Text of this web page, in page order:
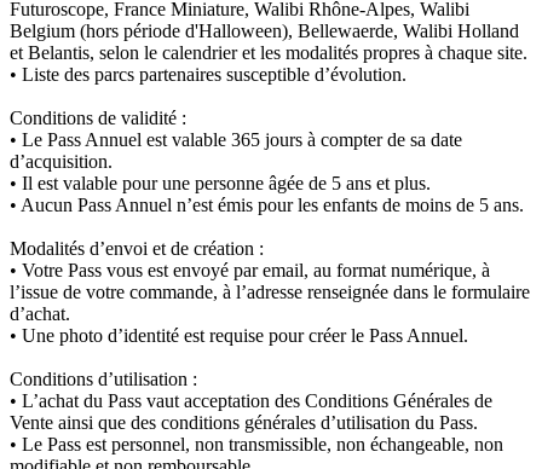
Futuroscope, France Miniature, Walibi Rhône-Alpes, Walibi
Belgium (hors période d'Halloween), Bellewaerde, Walibi Holland
et Belantis, selon le calendrier et les modalités propres à chaque site.
• Liste des parcs partenaires susceptible d’évolution.
Conditions de validité :
• Le Pass Annuel est valable 365 jours à compter de sa date
d’acquisition.
• Il est valable pour une personne âgée de 5 ans et plus.
• Aucun Pass Annuel n’est émis pour les enfants de moins de 5 ans.
Modalités d’envoi et de création :
• Votre Pass vous est envoyé par email, au format numérique, à
l’issue de votre commande, à l’adresse renseignée dans le formulaire
d’achat.
• Une photo d’identité est requise pour créer le Pass Annuel.
Conditions d’utilisation :
• L’achat du Pass vaut acceptation des Conditions Générales de
Vente ainsi que des conditions générales d’utilisation du Pass.
• Le Pass est personnel, non transmissible, non échangeable, non